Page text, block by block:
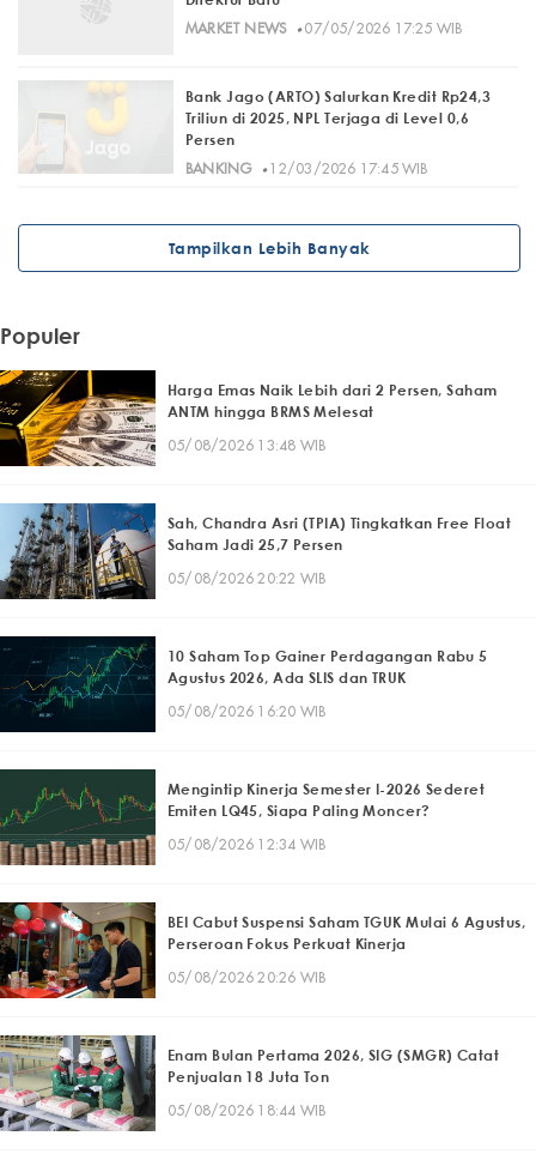
MARKET NEWS· 07/05/2026 17:25 WIB
Bank Jago (ARTO) Salurkan Kredit Rp24,3
Triliun di 2025, NPL Terjaga di Level 0,6
Persen
BANKING· 12/03/2026 17:45 WIB
Tampilkan Lebih Banyak
Populer
Harga Emas Naik Lebih dari 2 Persen, Saham
ANTM hingga BRMS Melesat
05/08/2026 13:48 WIB
Sah, Chandra Asri (TPIA) Tingkatkan Free Float
Saham Jadi 25,7 Persen
05/08/2026 20:22 WIB
10 Saham Top Gainer Perdagangan Rabu 5
Agustus 2026, Ada SLIS dan TRUK
05/08/2026 16:20 WIB
Mengintip Kinerja Semester I-2026 Sederet
Emiten LQ45, Siapa Paling Moncer?
05/08/2026 12:34 WIB
BEI Cabut Suspensi Saham TGUK Mulai 6 Agustus,
Perseroan Fokus Perkuat Kinerja
05/08/2026 20:26 WIB
Enam Bulan Pertama 2026, SIG (SMGR) Catat
Penjualan 18 Juta Ton
05/08/2026 18:44 WIB